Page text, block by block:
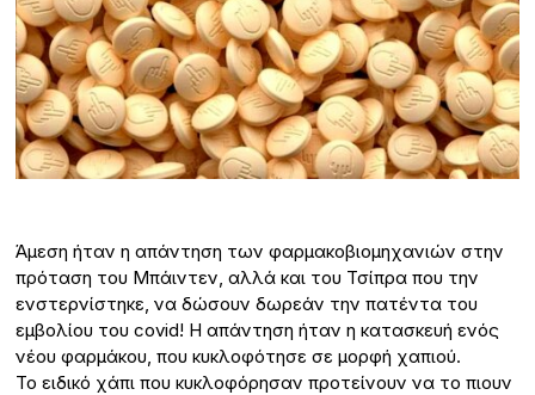
Άμεση ήταν η απάντηση των φαρμακοβιομηχανιών στην
πρόταση του Μπάιντεν, αλλά και του Τσίπρα που την
ενστερνίστηκε, να δώσουν δωρεάν την πατέντα του
εμβολίου του covid! Η απάντηση ήταν η κατασκευή ενός
νέου φαρμάκου, που κυκλοφότησε σε μορφή χαπιού.
Το ειδικό χάπι που κυκλοφόρησαν προτείνουν να το πιουν